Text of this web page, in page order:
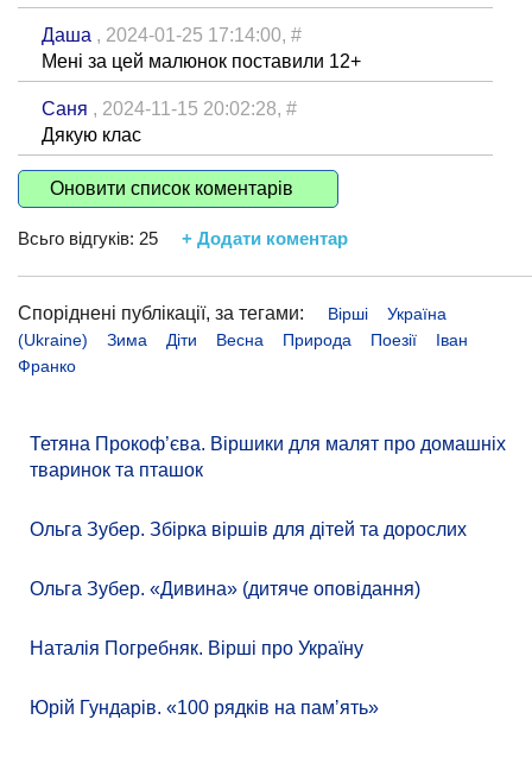
Даша , 2024-01-25 17:14:00, #
Мені за цей малюнок поставили 12+
Саня , 2024-11-15 20:02:28, #
Дякую клас
Оновити список коментарів
Всьго відгуків: 25 + Додати коментар
Споріднені публікації, за тегами: Вірші
Україна
(Ukraine)
Зима Діти Весна Природа Поезії
Іван
Франко
Тетяна Прокоф’єва. Віршики для малят про домашніх
тваринок та пташок
Ольга Зубер. Збірка віршів для дітей та дорослих
Ольга Зубер. «Дивина» (дитяче оповідання)
Наталія Погребняк. Вірші про Україну
Юрій Гундарів. «100 рядків на памʼять»